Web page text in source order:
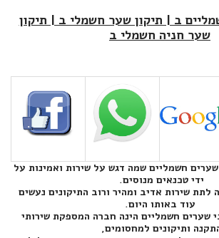
ב | תיקון שער חשמלי ב | תיקון
שער חניה חשמלי ב
חשמליים שמה דגש על שירות ואמינות על
ידי טכנאים מנוסים.
לתת שירות אדיב ומהיר ורוב התיקונים נעשים
עוד באותו היום.
שערים חשמליים הינה חברה המספקת שירותי
ותיקונים למחסומים,